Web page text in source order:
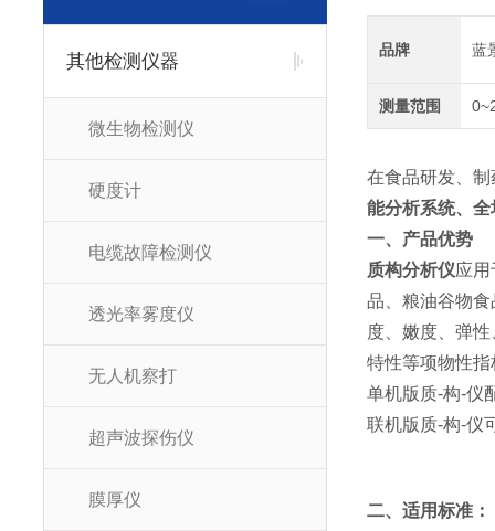
其他检测仪器
微生物检测仪
硬度计
电缆故障检测仪
透光率雾度仪
无人机察打
超声波探伤仪
膜厚仪
品牌 蓝
测量范围
在食品研发、
能分析系统、
一、产品优势
质构分析仪应
品、粮油谷物
度、嫩度、弹
特性等项物性指
单机版质-构-仪
联机版质-构-仪
二、适用标准：